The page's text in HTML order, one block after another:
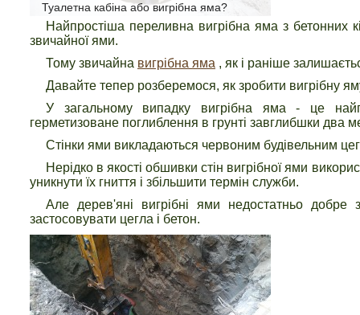
Туалетна кабіна або вигрібна яма?
Найпростіша переливна вигрібна яма з бетонних
звичайної ями.
Тому звичайна вигрібна яма , як і раніше
Давайте тепер розберемося, як зробити вигрібну
У загальному випадку вигрібна яма - це
герметизоване поглиблення в грунті завглибшки два
Стінки ями викладаються червоним будівельним
Нерідко в якості обшивки стін вигрібної ями
уникнути їх гниття і збільшити термін служби.
Але дерев'яні вигрібні ями недостатньо добре
застосовувати цегла і бетон.